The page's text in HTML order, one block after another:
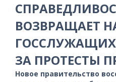
ВОЗВРАЩАЕТ
ЗА ПРОТЕСТЫ
Новое правительство